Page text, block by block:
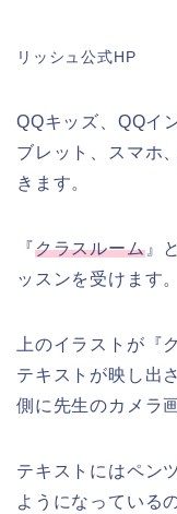
出典：
リッシュ公式HP
QQキッズ、QQイ
ブレット、スマホ
きます。
『クラスルーム』
ッスンを受けます。
上のイラストが『
テキストが映し出
側に先生のカメラ
テキストにはペン
ようになっている